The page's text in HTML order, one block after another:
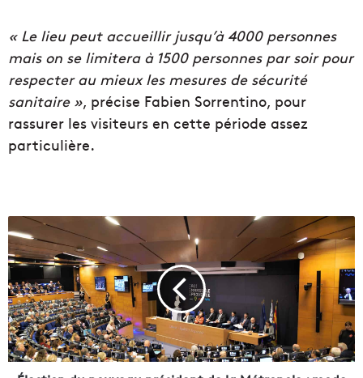
« Le lieu peut accueillir jusqu’à 4000 personnes
mais on se limitera à 1500 personnes par soir pour
respecter au mieux les mesures de sécurité
sanitaire », précise Fabien Sorrentino, pour
rassurer les visiteurs en cette période assez
particulière.
É
l
e
c
t
i
o
n
d